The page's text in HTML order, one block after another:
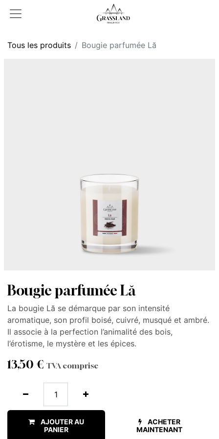
Tous les produits Bougie parfumée Lă
Bougie parfumée Lă
La bougie Lă se démarque par son intensité
aromatique, son profil boisé, cuivré, musqué et ambré.
Il associe à la perfection l’animalité des bois,
l’érotisme, le mystère et les épices.
13,50 € TVA comprise
AJOUTER AU
PANIER
ACHETER
MAINTENANT